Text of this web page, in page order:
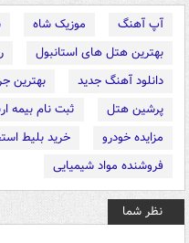
آپ آهنگ موزیک شاه
بهترین هتل های استانبول
دانلود آهنگ جدید
بهترین
پرشین هتل
ثبت نام بیمه
مزایده خودرو
خرید بلیط
فروشنده مواد شیمیایی
نظر شما